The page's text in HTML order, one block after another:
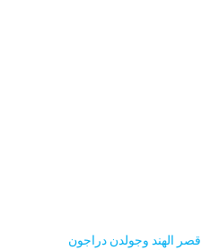
قصر الهند وجولدن دراجون